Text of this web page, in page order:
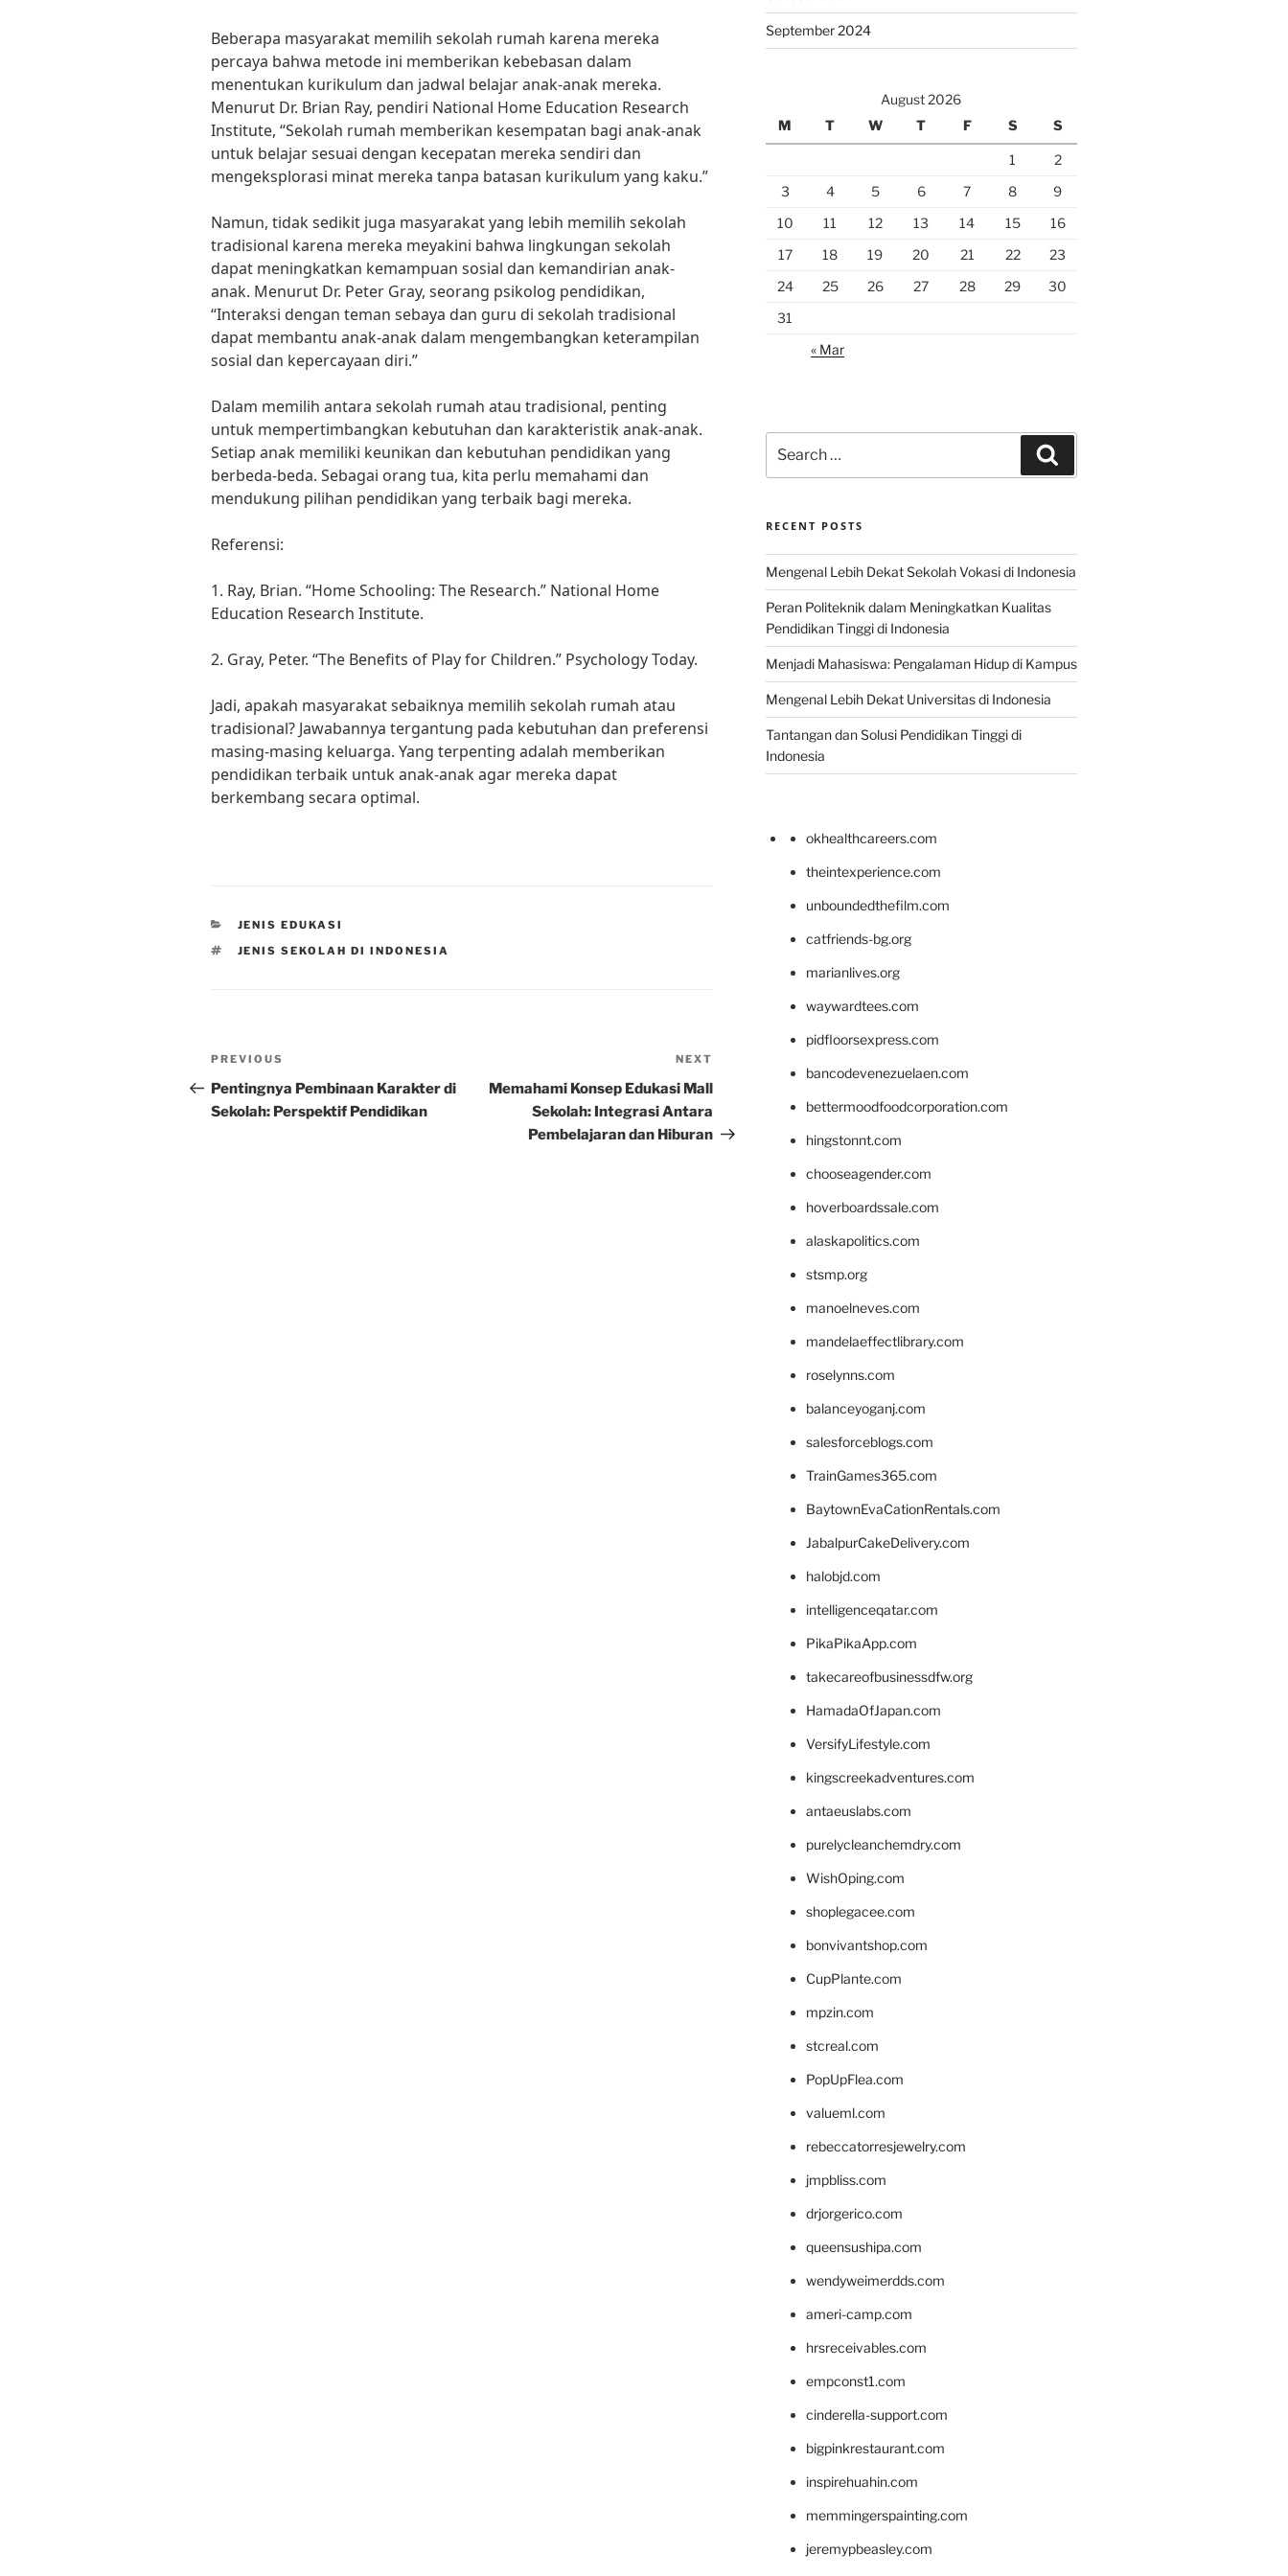
Beberapa masyarakat memilih sekolah rumah karena mereka
percaya bahwa metode ini memberikan kebebasan dalam
menentukan kurikulum dan jadwal belajar anak-anak mereka.
Menurut Dr. Brian Ray, pendiri National Home Education Research
Institute, “Sekolah rumah memberikan kesempatan bagi anak-anak
untuk belajar sesuai dengan kecepatan mereka sendiri dan
mengeksplorasi minat mereka tanpa batasan kurikulum yang kaku.”
Namun, tidak sedikit juga masyarakat yang lebih memilih sekolah
tradisional karena mereka meyakini bahwa lingkungan sekolah
dapat meningkatkan kemampuan sosial dan kemandirian anak-
anak. Menurut Dr. Peter Gray, seorang psikolog pendidikan,
“Interaksi dengan teman sebaya dan guru di sekolah tradisional
dapat membantu anak-anak dalam mengembangkan keterampilan
sosial dan kepercayaan diri.”
Dalam memilih antara sekolah rumah atau tradisional, penting
untuk mempertimbangkan kebutuhan dan karakteristik anak-anak.
Setiap anak memiliki keunikan dan kebutuhan pendidikan yang
berbeda-beda. Sebagai orang tua, kita perlu memahami dan
mendukung pilihan pendidikan yang terbaik bagi mereka.
Referensi:
1. Ray, Brian. “Home Schooling: The Research.” National Home
Education Research Institute.
2. Gray, Peter. “The Benefits of Play for Children.” Psychology Today.
Jadi, apakah masyarakat sebaiknya memilih sekolah rumah atau
tradisional? Jawabannya tergantung pada kebutuhan dan preferensi
masing-masing keluarga. Yang terpenting adalah memberikan
pendidikan terbaik untuk anak-anak agar mereka dapat
berkembang secara optimal.
CATEGORIES
JENIS EDUKASI
TAGS
JENIS SEKOLAH DI INDONESIA
Post
navigation
Previous
Post
PREVIOUS
Pentingnya Pembinaan Karakter di
Sekolah: Perspektif Pendidikan
Post
NEXT
Memahami Konsep Edukasi Mall
Sekolah: Integrasi Antara
Pembelajaran dan Hiburan
September 2024
August 2026
M
T W T F S S
1
2
3
4 5 6 7 8
9
10
11 12 13 14 15
16
17
18 19 20 21 22
23
24
25 26 27 28 29
30
31
« Mar
for:
RECENT POSTS
Mengenal Lebih Dekat Sekolah Vokasi di Indonesia
Peran Politeknik dalam Meningkatkan Kualitas
Pendidikan Tinggi di Indonesia
Menjadi Mahasiswa: Pengalaman Hidup di Kampus
Mengenal Lebih Dekat Universitas di Indonesia
Tantangan dan Solusi Pendidikan Tinggi di
Indonesia
okhealthcareers.com
theintexperience.com
unboundedthefilm.com
catfriends-bg.org
marianlives.org
waywardtees.com
pidfloorsexpress.com
bancodevenezuelaen.com
bettermoodfoodcorporation.com
hingstonnt.com
chooseagender.com
hoverboardssale.com
alaskapolitics.com
stsmp.org
manoelneves.com
mandelaeffectlibrary.com
roselynns.com
balanceyoganj.com
salesforceblogs.com
TrainGames365.com
BaytownEvaCationRentals.com
JabalpurCakeDelivery.com
halobjd.com
intelligenceqatar.com
PikaPikaApp.com
takecareofbusinessdfw.org
HamadaOfJapan.com
VersifyLifestyle.com
kingscreekadventures.com
antaeuslabs.com
purelycleanchemdry.com
WishOping.com
shoplegacee.com
bonvivantshop.com
CupPlante.com
mpzin.com
stcreal.com
PopUpFlea.com
valueml.com
rebeccatorresjewelry.com
jmpbliss.com
drjorgerico.com
queensushipa.com
wendyweimerdds.com
ameri-camp.com
hrsreceivables.com
empconst1.com
cinderella-support.com
bigpinkrestaurant.com
inspirehuahin.com
memmingerspainting.com
jeremypbeasley.com